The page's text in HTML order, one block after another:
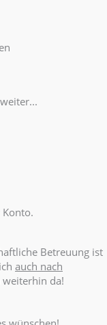
Betreuung ist
auch nach
da!